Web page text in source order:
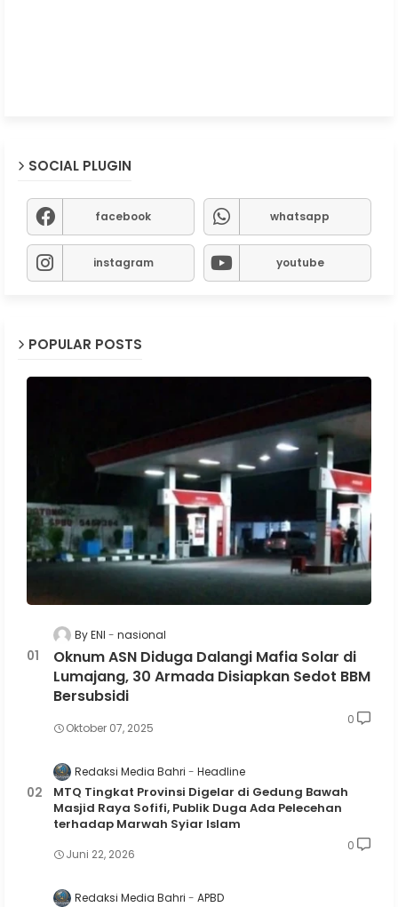
SOCIAL PLUGIN
facebook whatsapp
instagram youtube
POPULAR POSTS
By ENI nasional
Oknum ASN Diduga Dalangi Mafia Solar di
Lumajang, 30 Armada Disiapkan Sedot BBM
Bersubsidi
Oktober 07, 2025
0
Redaksi Media Bahri Headline
MTQ Tingkat Provinsi Digelar di Gedung Bawah
Masjid Raya Sofifi, Publik Duga Ada Pelecehan
terhadap Marwah Syiar Islam
Juni 22, 2026
0
Redaksi Media Bahri APBD